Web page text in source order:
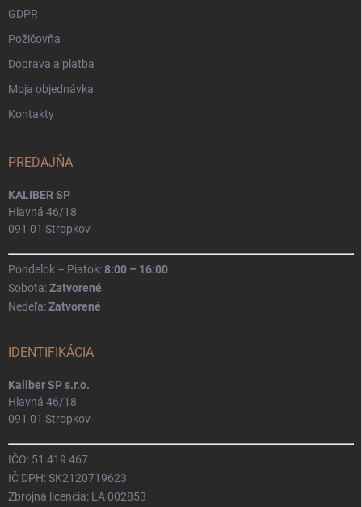
GDPR
Požičovňa
Doprava a platba
Moja objednávka
Kontakty
PREDAJŇA
KALIBER SP
Hlavná 46/18
091 01 Stropkov
Pondelok – Piatok:8:00 – 16:00
Sobota:Zatvorené
Nedeľa:Zatvorené
IDENTIFIKÁCIA
Kaliber SP s.r.o.
Hlavná 46/18
091 01 Stropkov
IČO: 51 419 467
IČ DPH: SK2120719623
Zbrojná licencia: LA 002853